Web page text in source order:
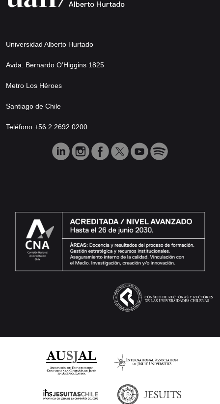
Universidad Alberto Hurtado
Avda. Bernardo O’Higgins 1825
Metro Los Héroes
Santiago de Chile
Teléfono +56 2 2692 0200